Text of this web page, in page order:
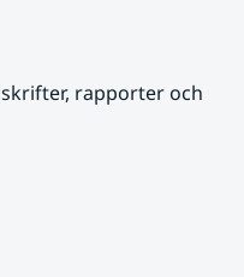
rapporter och